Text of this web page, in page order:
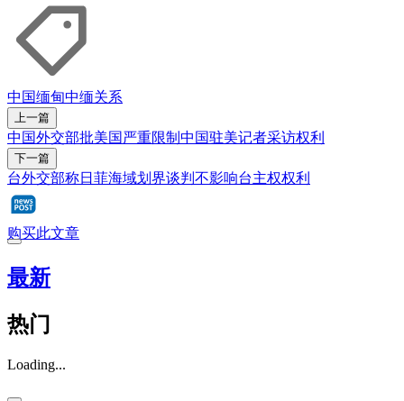
中国缅甸中缅关系
上一篇
中国外交部批美国严重限制中国驻美记者采访权利
下一篇
台外交部称日菲海域划界谈判不影响台主权权利
购买此文章
最新
热门
Loading...